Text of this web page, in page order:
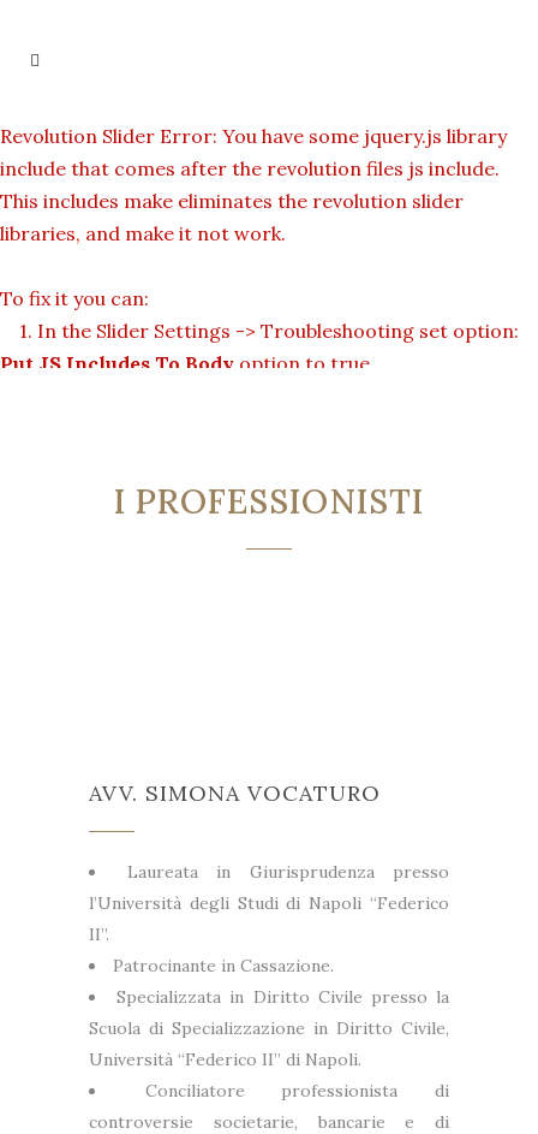
Revolution Slider Error: You have some jquery.js library
include that comes after the revolution files js include.
This includes make eliminates the revolution slider
libraries, and make it not work.
To fix it you can:
1. In the Slider Settings -> Troubleshooting set option:
Put JS Includes To Body option to true.
I PROFESSIONISTI
AVV. SIMONA VOCATURO
Laureata in Giurisprudenza presso
l’Università degli Studi di Napoli “Federico
II”.
Patrocinante in Cassazione.
Specializzata in Diritto Civile presso la
Scuola di Specializzazione in Diritto Civile,
Università “Federico II” di Napoli.
Conciliatore professionista di
controversie societarie, bancarie e di